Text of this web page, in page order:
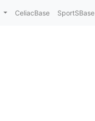
CeliacBase SportSBase